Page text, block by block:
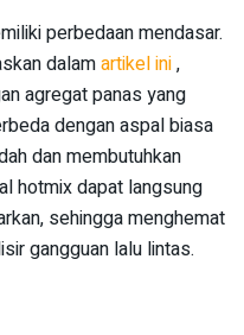
perbedaan mendasar.
dalamartikel ini,
agregat panas yang
dengan aspal biasa
dan membutuhkan
hotmix dapat langsung
sehingga menghemat
gangguan lalu lintas.